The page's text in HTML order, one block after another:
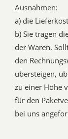
Ausnahmen:
a) die
b) Sie tragen
der Waren.
den
übersteigen,
zu einer Höhe
für den
bei uns